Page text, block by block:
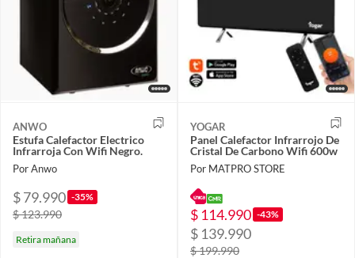
ANWO
Estufa Calefactor Electrico
Infrarroja Con Wifi Negro.
Por Anwo
$ 79.990 -35%
$ 123.990
Retira mañana
YOGAR
Panel Calefactor Infrarrojo De
Cristal De Carbono Wifi 600w
Por MATPRO STORE
$ 114.990 -43%
$ 139.990
$ 199.990